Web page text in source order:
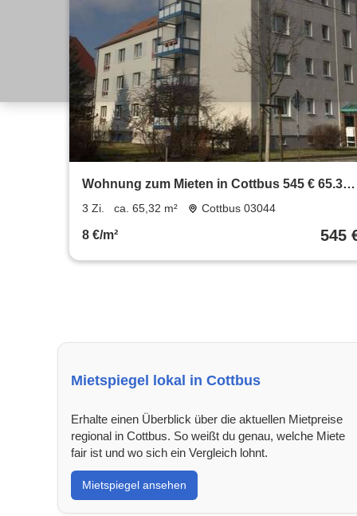
Wohnung zum Mieten in Cottbus 545 € 65.32
m²
3 Zi. ca. 65,32 m² Cottbus 03044
8 €/m² 545
Mietspiegel lokal in Cottbus
Erhalte einen Überblick über die aktuellen Mietpreise
regional in Cottbus. So weißt du genau, welche Miete
fair ist und wo sich ein Vergleich lohnt.
Mietspiegel ansehen